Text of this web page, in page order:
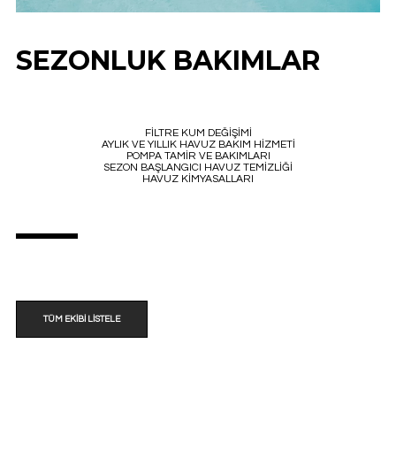
SEZONLUK BAKIMLAR
FİLTRE KUM DEĞİŞİMİ
AYLIK VE YILLIK HAVUZ BAKIM HİZMETİ
POMPA TAMİR VE BAKIMLARI
SEZON BAŞLANGICI HAVUZ TEMİZLİĞİ
HAVUZ KİMYASALLARI
TÜM EKIBI LISTELE